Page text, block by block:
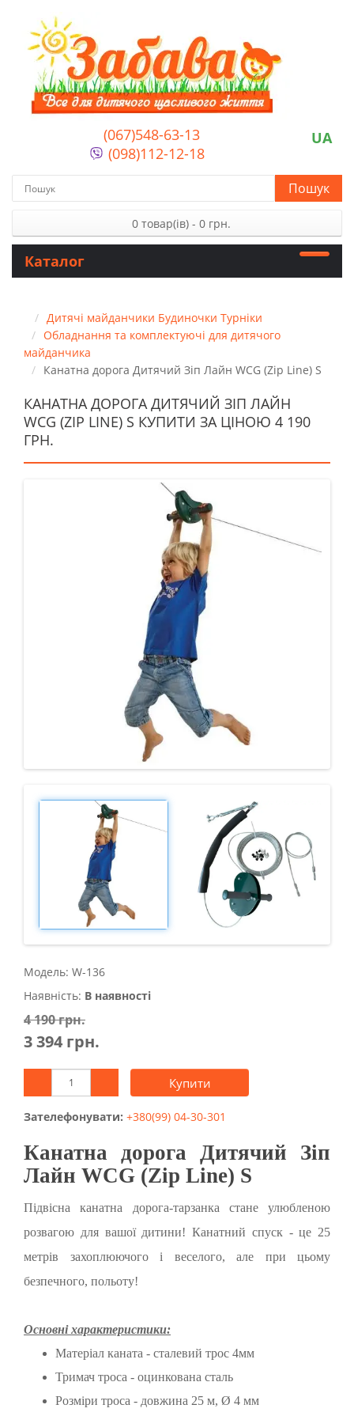
(067)548-63-13
(098)112-12-18
UA
Пошук
0 товар(ів) - 0 грн.
Каталог
Дитячі майданчики Будиночки Турніки
Обладнання та комплектуючі для дитячого
майданчика
Канатна дорога Дитячий Зіп Лайн WCG (Zip Line) S
КАНАТНА ДОРОГА ДИТЯЧИЙ ЗІП ЛАЙН
WCG (ZIP LINE) S КУПИТИ ЗА ЦІНОЮ 4 190
ГРН.
Модель: W-136
Наявність: В наявності
4 190 грн.
3 394 грн.
Купити
Зателефонувати: +380(99) 04-30-301
Канатна дорога Дитячий Зіп
Лайн WCG (Zip Line) S
Підвісна канатна дорога-тарзанка стане улюбленою
розвагою для вашої дитини! Канатний спуск - це 25
метрів захоплюючого і веселого, але при цьому
безпечного, польоту!
Основні характеристики:
Матеріал каната - сталевий трос 4мм
Тримач троса - оцинкована сталь
Розміри троса - довжина 25 м, Ø 4 мм